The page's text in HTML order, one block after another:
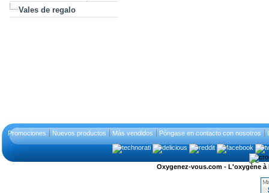
Vales de regalo
Promociones Nuevos productos Más vendidos Póngase en contacto con nosotros
Oxygenez-vous.com - L'oxygène